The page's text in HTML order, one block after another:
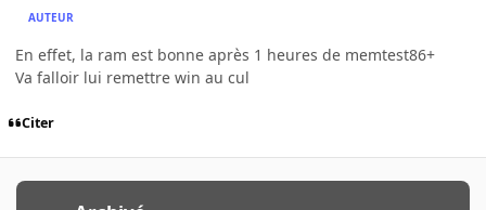
AUTEUR
En effet, la ram est bonne après 1 heures de memtest86+
Va falloir lui remettre win au cul
Citer